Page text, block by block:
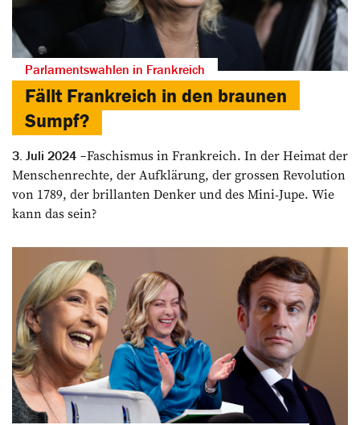
Parlamentswahlen in Frankreich
Fällt Frankreich in den braunen
Sumpf?
3. Juli 2024
Faschismus in Frankreich. In der Heimat der
Menschenrechte, der Aufklärung, der grossen Revolution
von 1789, der brillanten Denker und des Mini-Jupe. Wie
kann das sein?